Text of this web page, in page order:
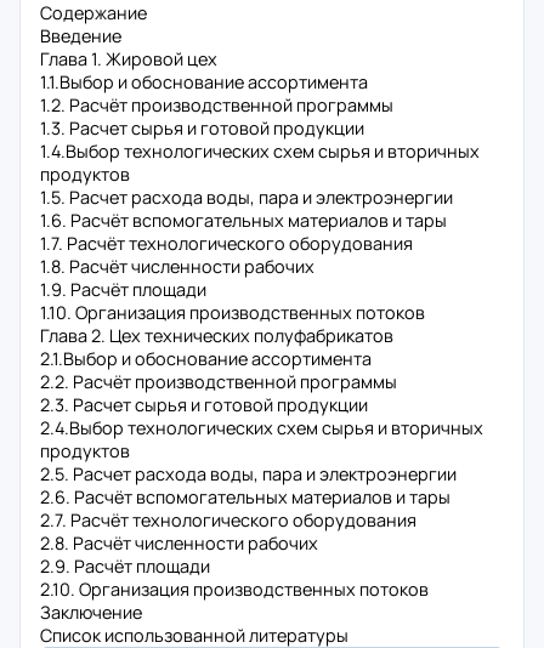
Содержание
Введение
Глава 1. Жировой цех
1.1.Выбор и обоснование ассортимента
1.2. Расчёт производственной программы
1.3. Расчет сырья и готовой продукции
1.4.Выбор технологических схем сырья и вторичных
продуктов
1.5. Расчет расхода воды, пара и электроэнергии
1.6. Расчёт вспомогательных материалов и тары
1.7. Расчёт технологического оборудования
1.8. Расчёт численности рабочих
1.9. Расчёт площади
1.10. Организация производственных потоков
Глава 2. Цех технических полуфабрикатов
2.1.Выбор и обоснование ассортимента
2.2. Расчёт производственной программы
2.3. Расчет сырья и готовой продукции
2.4.Выбор технологических схем сырья и вторичных
продуктов
2.5. Расчет расхода воды, пара и электроэнергии
2.6. Расчёт вспомогательных материалов и тары
2.7. Расчёт технологического оборудования
2.8. Расчёт численности рабочих
2.9. Расчёт площади
2.10. Организация производственных потоков
Заключение
Список использованной литературы